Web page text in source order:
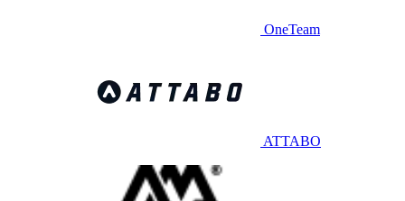
OneTeam
ATTABO